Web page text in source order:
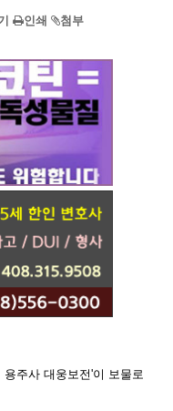
인쇄 첨부
주사 대웅보전'이 보물로